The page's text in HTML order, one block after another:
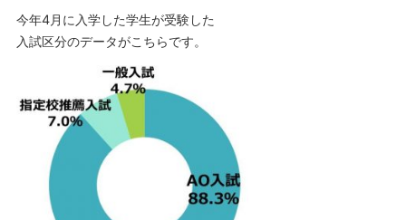
今年4月に入学した学生が受験した
入試区分のデータがこちらです。